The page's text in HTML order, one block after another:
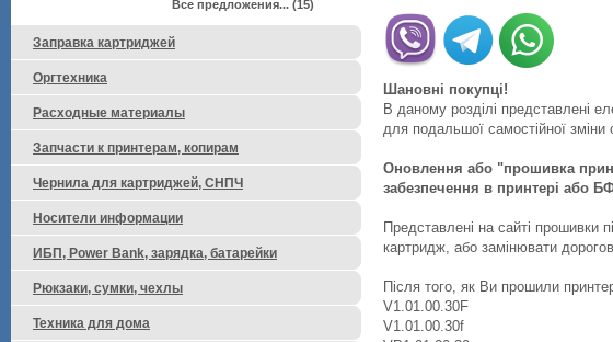
Шановні покупці!
В даному розділі представлені
для подальшої самостійної зміни
Оновлення або "прошивка
забезпечення в принтері або
Представлені на сайті прошивки
картридж, або замінювати
Після того, як Ви прошили
V1.01.00.30F
V1.01.00.30f
Все предложения... (15)
Заправка картриджей
Оргтехника
Расходные материалы
Запчасти к принтерам, копирам
Чернила для картриджей, СНПЧ
Носители информации
ИБП, Power Bank, зарядка, батарейки
Рюкзаки, сумки, чехлы
Техника для дома